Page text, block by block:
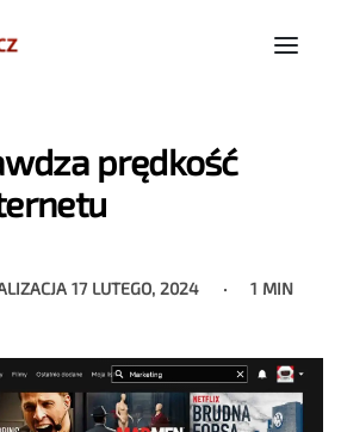
prędkość
17 LUTEGO, 2024 1 MIN